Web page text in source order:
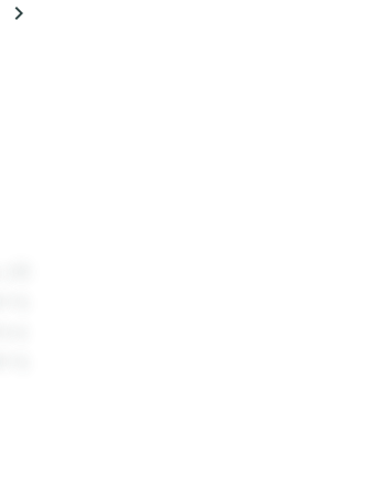
navigate_next
回
る
ま
る